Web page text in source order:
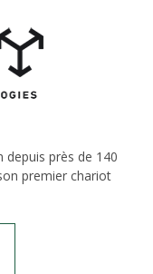
près de 140
premier chariot